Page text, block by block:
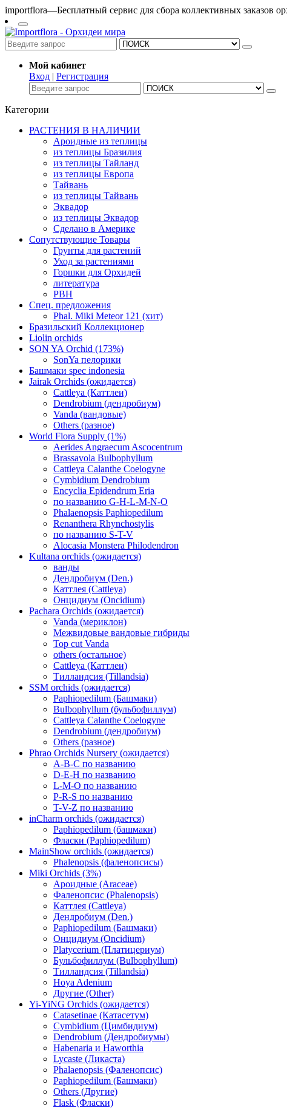
importflora—Бесплатный сервис для сбора коллективных заказов
Мой кабинет
Вход | Регистрация
Категории
РАСТЕНИЯ В НАЛИЧИИ
Ароидные из теплицы
из теплицы Бразилия
из теплицы Тайланд
из теплицы Европа
Тайвань
из теплицы Тайвань
Эквадор
из теплицы Эквадор
Сделано в Америке
Сопутствующие Товары
Грунты для растений
Уход за растениями
Горшки для Орхидей
литература
РВН
Спец. предложения
Phal. Miki Meteor 121 (хит)
Бразильский Коллекционер
Liolin orchids
SON YA Orchid (173%)
SonYa пелорики
Башмаки spec indonesia
Jairak Orchids (ожидается)
Cattleya (Каттлеи)
Dendrobium (дендробиум)
Vanda (вандовые)
Others (разное)
World Flora Supply (1%)
Aerides Angraecum Ascocentrum
Brassavola Bulbophyllum
Cattleya Calanthe Coelogyne
Cymbidium Dendrobium
Encyclia Epidendrum Eria
по названию G-H-L-M-N-O
Phalaenopsis Paphiopedilum
Renanthera Rhynchostylis
по названию S-T-V
Alocasia Monstera Philodendron
Kultana orchids (ожидается)
ванды
Дендробиум (Den.)
Каттлея (Cattleya)
Онцидиум (Oncidium)
Pachara Orchids (ожидается)
Vanda (мериклон)
Межвидовые вандовые гибриды
Top cut Vanda
others (остальное)
Cattleya (Каттлеи)
Тилландсия (Tillandsia)
SSM orchids (ожидается)
Paphiopedilum (Башмаки)
Bulbophyllum (бульбофиллум)
Cattleya Calanthe Coelogyne
Dendrobium (дендробиум)
Others (разное)
Phrao Orchids Nursery (ожидается)
A-B-C по названию
D-E-H по названию
L-M-O по названию
P-R-S по названию
T-V-Z по названию
inCharm orchids (ожидается)
Paphiopedilum (башмаки)
Фласки (Paphiopedilum)
MainShow orchids (ожидается)
Phalenopsis (фаленопсисы)
Miki Orchids (3%)
Ароидные (Araceae)
Фаленопсис (Phalenopsis)
Каттлея (Cattleya)
Дендробиум (Den.)
Paphiopedilum (Башмаки)
Онцидиум (Oncidium)
Platycerium (Платицериум)
Бульбофиллум (Bulbophyllum)
Тилландсия (Tillandsia)
Hoya Adenium
Другие (Other)
Yi-YiNG Orchids (ожидается)
Catasetinae (Катасетум)
Cymbidium (Цимбидиум)
Dendrobium (Дендробиумы)
Habenaria и Haworthia
Lycaste (Ликаста)
Phalaenopsis (Фаленопсис)
Paphiopedilum (Башмаки)
Others (Другие)
Flask (Фласки)